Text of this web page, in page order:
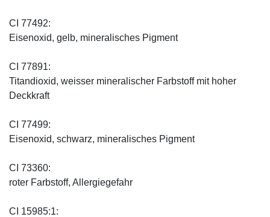
CI 77492:
Eisenoxid, gelb, mineralisches Pigment
CI 77891:
Titandioxid, weisser mineralischer Farbstoff mit hoher
Deckkraft
CI 77499:
Eisenoxid, schwarz, mineralisches Pigment
CI 73360:
roter Farbstoff, Allergiegefahr
CI 15985:1: